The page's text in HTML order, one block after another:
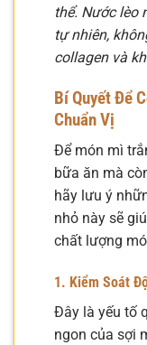
thể. Nước lèo
tự nhiên,
collagen và
Bí Quyết Để
Chuẩn Vị
Để món mì
bữa ăn mà
hãy lưu ý
nhỏ này sẽ
chất lượng
1. Kiểm Soát
Đây là yếu tố
ngon của sợi